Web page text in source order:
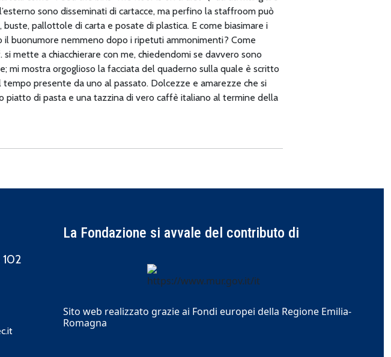
sono disseminati di cartacce, ma perfino la staffroom può
pallottole di carta e posate di plastica. E come biasimare i
il buonumore nemmeno dopo i ripetuti ammonimenti? Come
mette a chiacchierare con me, chiedendomi se davvero sono
mostra orgoglioso la facciata del quaderno sulla quale è scritto
presente da uno al passato. Dolcezze e amarezze che si
piatto di pasta e una tazzina di vero caffè italiano al termine della
La Fondazione si avvale del contributo di
Sito web realizzato grazie ai Fondi europei della Regione Emilia-
Romagna